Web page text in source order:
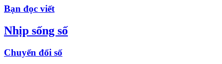
Bạn đọc viết
Nhịp sống số
Chuyển đổi số